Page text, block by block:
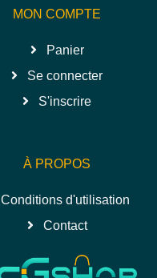
MON COMPTE
Panier
Se connecter
S'inscrire
À PROPOS
Conditions d'utilisation
Contact